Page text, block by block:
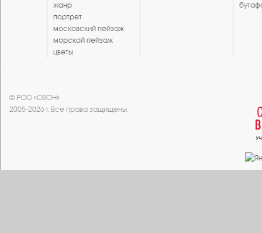
жанр
портрет
московский пейзаж
морской пейзаж
цветы
© РОО «ОЗОН»
2005-2026 г. Все права защищены.